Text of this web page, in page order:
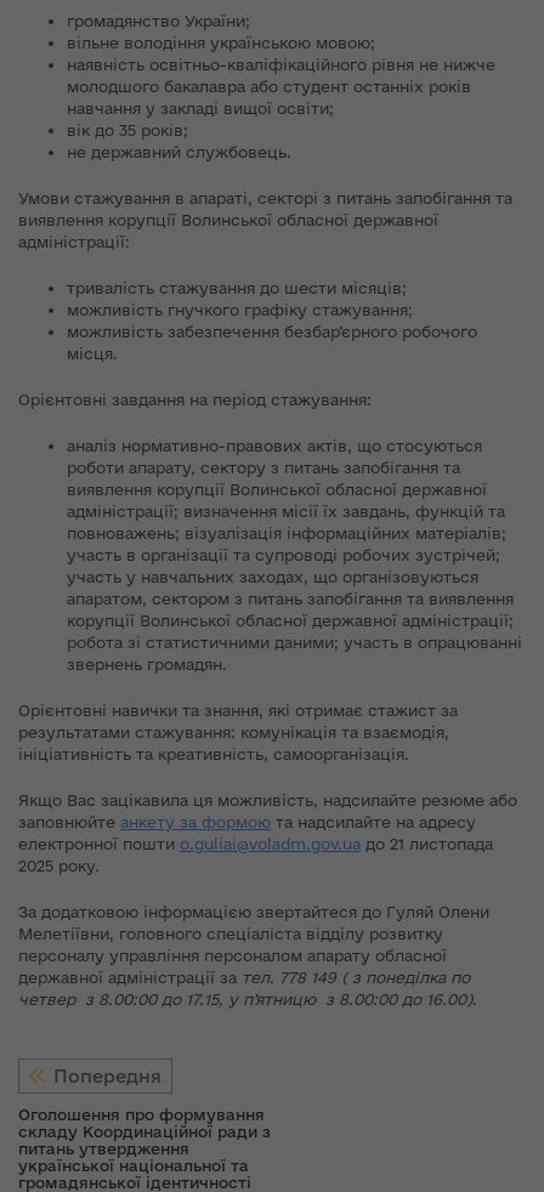
громадянство України;
вільне володіння українською мовою;
наявність освітньо-кваліфікаційного рівня не нижче
молодшого бакалавра або студент останніх років
навчання у закладі вищої освіти;
вік до 35 років;
не державний службовець.
Умови стажування в апараті, секторі з питань запобігання та
виявлення корупції Волинської обласної державної
адміністрації:
тривалість стажування до шести місяців;
можливість гнучкого графіку стажування;
можливість забезпечення безбар’єрного робочого
місця.
Орієнтовні завдання на період стажування:
аналіз нормативно-правових актів, що стосуються
роботи апарату, сектору з питань запобігання та
виявлення корупції Волинської обласної державної
адміністрації; визначення місії їх завдань, функцій та
повноважень; візуалізація інформаційних матеріалів;
участь в організації та супроводі робочих зустрічей;
участь у навчальних заходах, що організовуються
апаратом, сектором з питань запобігання та виявлення
корупції Волинської обласної державної адміністрації;
робота зі статистичними даними; участь в опрацюванні
звернень громадян.
Орієнтовні навички та знання, які отримає стажист за
результатами стажування: комунікація та взаємодія,
ініціативність та креативність, самоорганізація.
Якщо Вас зацікавила ця можливість, надсилайте резюме або
заповнюйте анкету за формою та надсилайте на адресу
електронної пошти o.guliai@voladm.gov.ua до 21 листопада
2025 року.
За додатковою інформацією звертайтеся до Гуляй Олени
Мелетіївни, головного спеціаліста відділу розвитку
персоналу управління персоналом апарату обласної
державної адміністрації за тел. 778 149 ( з понеділка по
четвер з 8.00:00 до 17.15, у п’ятницю з 8.00:00 до 16.00).
Попередня
Оголошення про формування
складу Координаційної ради з
питань утвердження
української національної та
громадянської ідентичності